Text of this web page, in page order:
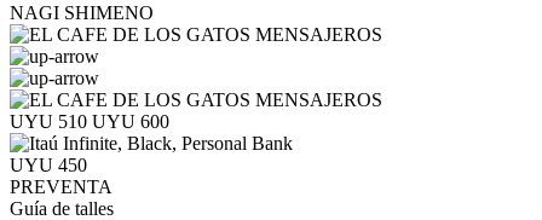
NAGI SHIMENO
UYU 510 UYU 600
UYU 450
PREVENTA
Guía de talles